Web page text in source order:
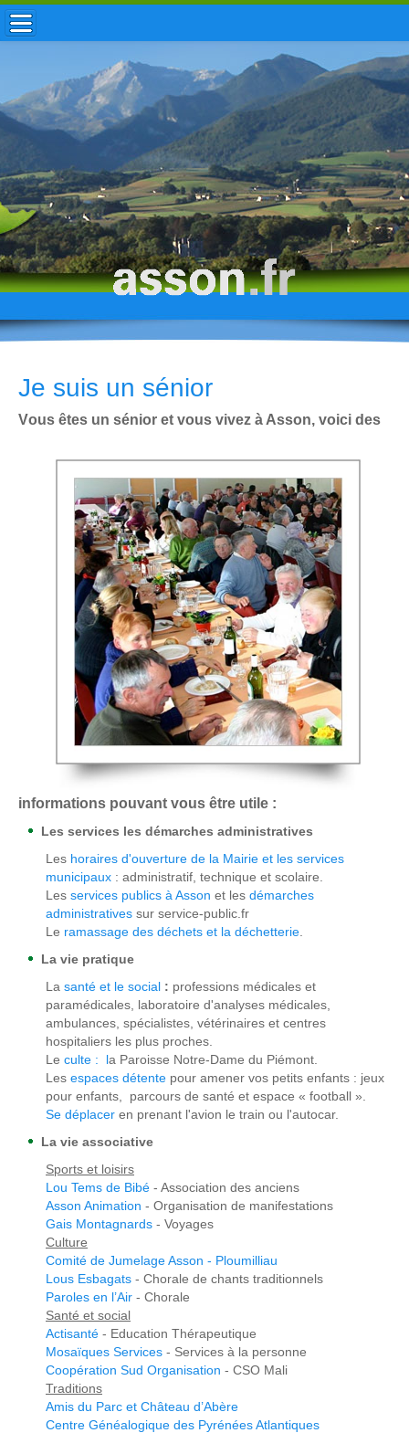
ACCUEIL / INFOS
MUNICIPALITÉ
VIE LOCALE
ENFANCE
TOURISME
HISTOIRE
Je suis un sénior
Vous êtes un sénior et vous vivez à Asson, voici des
informations pouvant vous être utile :
Les services les démarches administratives
Les horaires d'ouverture de la Mairie et les services
municipaux : administratif, technique et scolaire.
Les services publics à Asson et les démarches
administratives sur service-public.fr
Le ramassage des déchets et la déchetterie
La vie pratique
La santé et le social : professions médicales et
paramédicales, laboratoire d'analyses médicales,
ambulances, spécialistes, vétérinaires et centres
hospitaliers les plus proches.
Le culte : la Paroisse Notre-Dame du Piémont.
Les espaces détente pour amener vos petits enfants : jeux
pour enfants, parcours de santé et espace « football ».
Se déplacer en prenant l'avion le train ou l'autocar.
La vie associative
Sports et loisirs
Lou Tems de Bibé - Association des anciens
Asson Animation - Organisation de manifestations
Gais Montagnards - Voyages
Culture
Comité de Jumelage Asson - Ploumilliau
Lous Esbagats - Chorale de chants traditionnels
Paroles en l’Air - Chorale
Santé et social
Actisanté - Education Thérapeutique
Mosaïques Services - Services à la personne
Coopération Sud Organisation - CSO Mali
Traditions
Amis du Parc et Château d’Abère
Centre Généalogique des Pyrénées Atlantiques